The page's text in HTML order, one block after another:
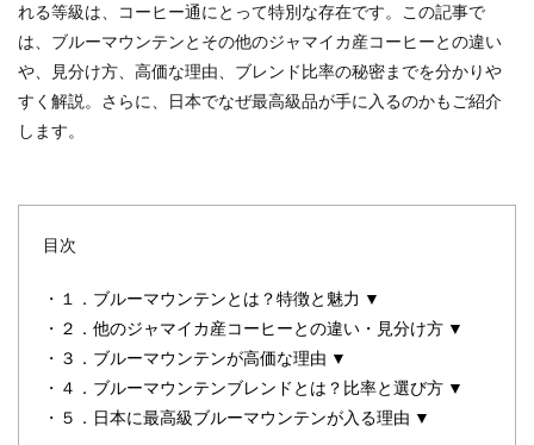
れる等級は、コーヒー通にとって特別な存在です。この記事で
は、ブルーマウンテンとその他のジャマイカ産コーヒーとの違い
や、見分け方、高価な理由、ブレンド比率の秘密までを分かりや
すく解説。さらに、日本でなぜ最高級品が手に入るのかもご紹介
します。
目次
・ １．ブルーマウンテンとは？特徴と魅力 ▼
・ ２．他のジャマイカ産コーヒーとの違い・見分け方 ▼
・ ３．ブルーマウンテンが高価な理由 ▼
・ ４．ブルーマウンテンブレンドとは？比率と選び方 ▼
・ ５．日本に最高級ブルーマウンテンが入る理由 ▼